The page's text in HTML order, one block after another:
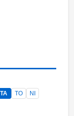
TA TO
NI